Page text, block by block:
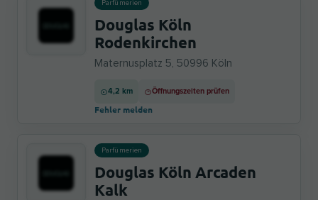
Parfümerien
Douglas Köln
Rodenkirchen
Maternusplatz 5, 50996 Köln
4,2 km Öffnungszeiten prüfen
Fehler melden
Parfümerien
Douglas Köln Arcaden
Kalk